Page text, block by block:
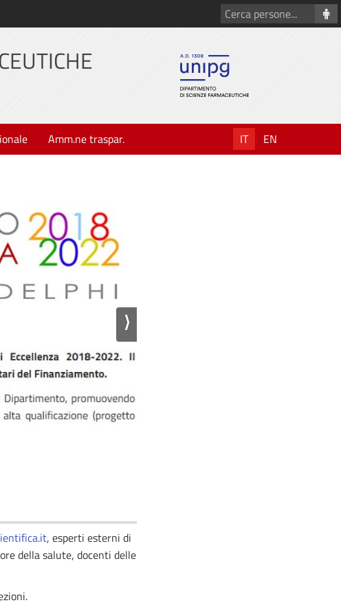
Cerca
persone
Amm.ne traspar. IT EN
⟩
, esperti esterni di
della salute, docenti delle